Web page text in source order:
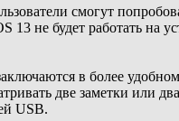
смогут
не будет работать на
в более
две заметки или
USB.